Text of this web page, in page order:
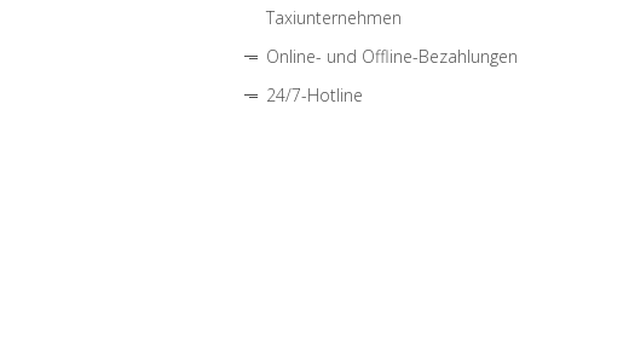
Taxiunternehmen
Online- und Offline-Bezahlungen
24/7-Hotline